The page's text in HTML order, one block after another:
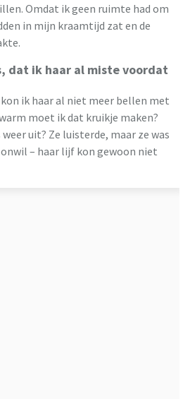
Omdat ik geen ruimte had om
in mijn kraamtijd zat en de
dat ik haar al miste voordat
kon ik haar al niet meer bellen met
moet ik dat kruikje maken?
uit? Ze luisterde, maar ze was
– haar lijf kon gewoon niet